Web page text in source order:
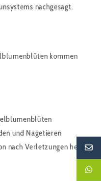
nachgesagt.
kommen
und Nagetieren
nach Verletzungen helfen.